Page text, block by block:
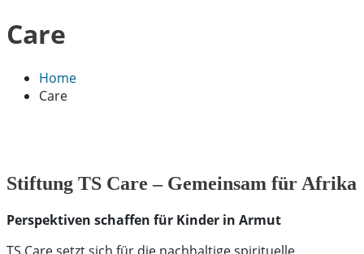
Care
Home
Care
Stiftung TS Care – Gemeinsam für Afrika
Perspektiven schaffen für Kinder in Armut